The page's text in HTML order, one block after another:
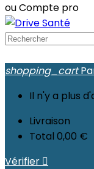
ouCompte pro
shopping_cart
Il n'y a plus
Livraison
Total 0,00 €
Vérifier 